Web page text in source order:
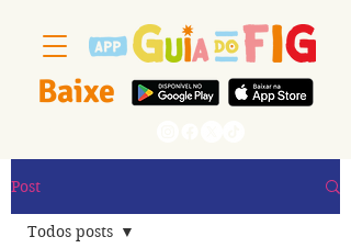
Baixe
Post
Todos posts